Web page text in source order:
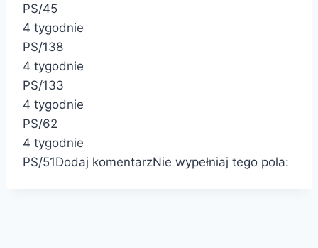
PS/45
4 tygodnie
PS/138
4 tygodnie
PS/133
4 tygodnie
PS/62
4 tygodnie
PS/51Dodaj komentarzNie wypełniaj tego pola: